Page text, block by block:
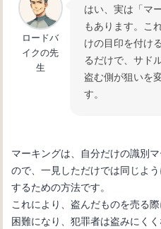
ロードバ
イクの先
生
はい、実は「マ
もあります。こ
けの目印を付け
るだけで、サド
盗む側が狙いを
す。
マーキングは、自分だけの識別
ので、一見しただけでは同じよ
するための方法です。
これにより、盗んだものを売る
困難になり、犯罪者は盗みにく